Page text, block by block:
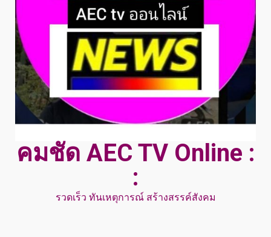
คมชัด AEC TV Online :
:
รวดเร็ว ทันเหตุการณ์ สร้างสรรค์สังคม